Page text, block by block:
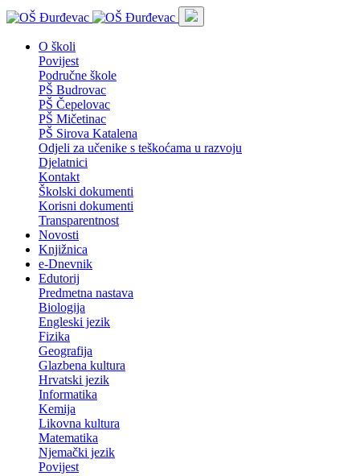
O školi
Povijest
Područne škole
PŠ Budrovac
PŠ Čepelovac
PŠ Mičetinac
PŠ Sirova Katalena
Odjeli za učenike s teškoćama u razvoju
Djelatnici
Kontakt
Školski dokumenti
Korisni dokumenti
Transparentnost
Novosti
Knjižnica
e-Dnevnik
Edutorij
Predmetna nastava
Biologija
Engleski jezik
Fizika
Geografija
Glazbena kultura
Hrvatski jezik
Informatika
Kemija
Likovna kultura
Matematika
Njemački jezik
Povijest